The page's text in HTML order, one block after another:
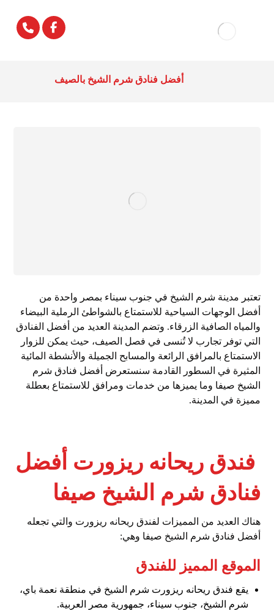
أفضل فنادق شرم الشيخ بالصيف
تعتبر مدينة شرم الشيخ في جنوب سيناء بمصر واحدة من
أفضل الوجهات السياحية للاستمتاع بالشواطئ الرملية البيضاء
والمياه الصافية الزرقاء. وتضم المدينة العديد من أفضل الفنادق
التي توفر تجارب لا تُنسى في فصل الصيف، حيث يمكن للزوار
الاستمتاع بالمرافق الرائعة والمسابح الجميلة والأنشطة المائية
المثيرة في السطور القادمة سنستعرض أفضل فنادق شرم
الشيخ صيفا وما يميزها من خدمات ومرافق للاستمتاع بعطلة
مميزة في المدينة.
فندق ريحانه ريزورت أفضل
فنادق شرم الشيخ صيفا
هناك العديد من المميزات لفندق ريحانه ريزورت والتي تجعله
أفضل فنادق شرم الشيخ صيفا وهي:
الموقع المميز للفندق
يقع فندق ريحانه ريزورت شرم الشيخ في منطقة نعمة باي،
شرم الشيخ، جنوب سيناء، جمهورية مصر العربية.